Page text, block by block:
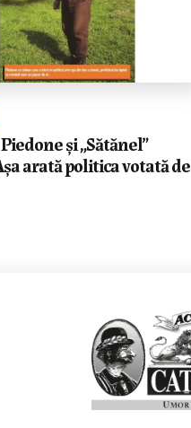
și „Sătănel”
arată politica votată de